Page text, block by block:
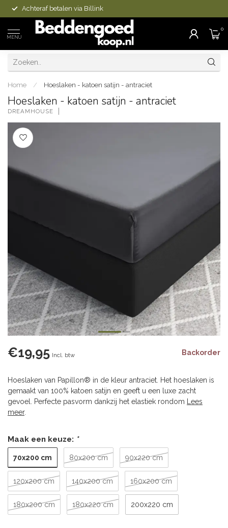
Achteraf betalen via Billink
MENU
0
Home / Hoeslaken - katoen satijn - antraciet
Hoeslaken - katoen satijn - antraciet
DREAMHOUSE
€19,95 Incl. btw Backorder
Hoeslaken van Papillon® in de kleur antraciet. Het hoeslaken is
gemaakt van 100% katoen satijn en geeft u een luxe zacht
gevoel. Perfecte pasvorm dankzij het elastiek rondom
Lees
meer.
Maak een keuze: *
70x200 cm 80x200 cm 90x220 cm
120x200 cm 140x200 cm 160x200 cm
180x200 cm 180x220 cm 200x220 cm